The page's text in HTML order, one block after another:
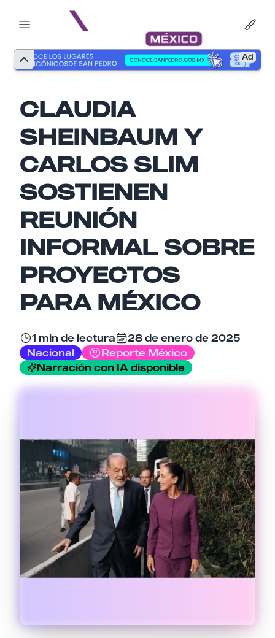
Ad
CLAUDIA
SHEINBAUM Y
CARLOS SLIM
SOSTIENEN
REUNIÓN
INFORMAL SOBRE
PROYECTOS
PARA MÉXICO
1 min de lectura
28 de enero de 2025
Nacional
Reporte México
Narración con IA disponible